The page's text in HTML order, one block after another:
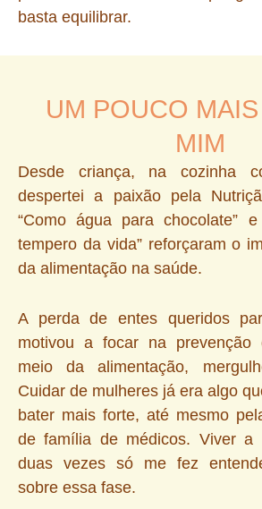
basta equilibrar.
UM POUCO
MIM
Desde criança, na cozinha
despertei a paixão pela
“Como água para chocolate”
tempero da vida” reforçaram o
da alimentação na saúde.
A perda de entes queridos
motivou a focar na prevenção
meio da alimentação,
Cuidar de mulheres já era algo
bater mais forte, até mesmo
de família de médicos. Viver a
duas vezes só me fez
sobre essa fase.